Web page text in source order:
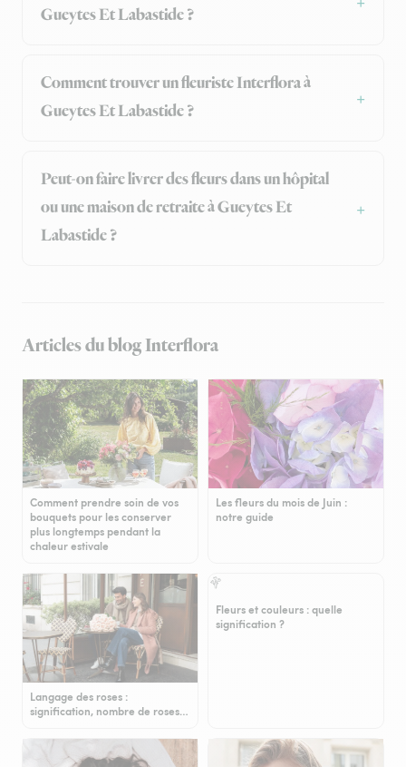
Gueytes Et Labastide ?
Comment trouver un fleuriste Interflora à
Gueytes Et Labastide ?
Peut-on faire livrer des fleurs dans un hôpital
ou une maison de retraite à Gueytes Et
Labastide ?
Articles du blog Interflora
Comment prendre soin de vos
bouquets pour les conserver
plus longtemps pendant la
chaleur estivale
Les fleurs du mois de Juin :
notre guide
Langage des roses :
signification, nombre de roses…
Fleurs et couleurs : quelle
signification ?